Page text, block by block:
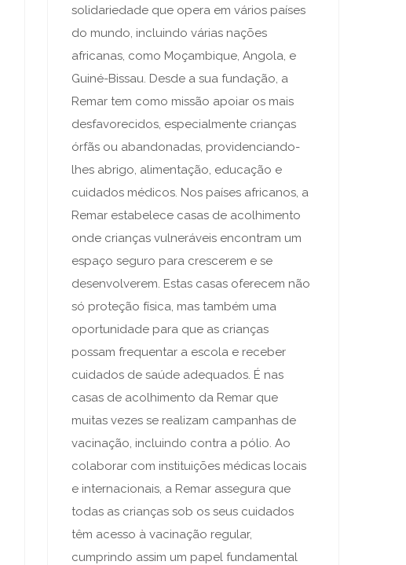
solidariedade que opera em vários países
do mundo, incluindo várias nações
africanas, como Moçambique, Angola, e
Guiné-Bissau. Desde a sua fundação, a
Remar tem como missão apoiar os mais
desfavorecidos, especialmente crianças
órfãs ou abandonadas, providenciando-
lhes abrigo, alimentação, educação e
cuidados médicos. Nos países africanos, a
Remar estabelece casas de acolhimento
onde crianças vulneráveis encontram um
espaço seguro para crescerem e se
desenvolverem. Estas casas oferecem não
só proteção física, mas também uma
oportunidade para que as crianças
possam frequentar a escola e receber
cuidados de saúde adequados. É nas
casas de acolhimento da Remar que
muitas vezes se realizam campanhas de
vacinação, incluindo contra a pólio. Ao
colaborar com instituições médicas locais
e internacionais, a Remar assegura que
todas as crianças sob os seus cuidados
têm acesso à vacinação regular,
cumprindo assim um papel fundamental